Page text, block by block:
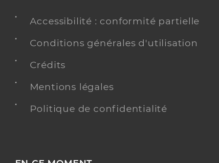
Accessibilité : conformité partielle
Conditions générales d'utilisation
Crédits
Mentions légales
Politique de confidentialité